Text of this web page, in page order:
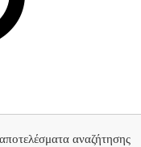
αναζήτησης